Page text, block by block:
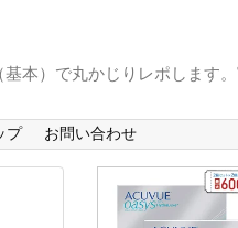
本）で丸かじりレポします
プ お問い合わせ